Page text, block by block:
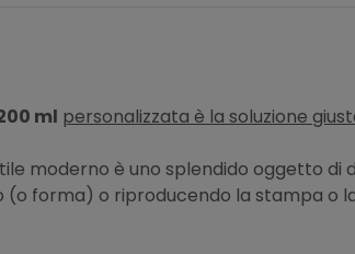
ml personalizzata è la soluzione
moderno è uno splendido oggetto
forma) o riproducendo la stampa o